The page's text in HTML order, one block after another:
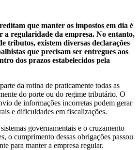
que manter os impostos em dia é
a regularidade da empresa. No entanto,
tributos, existem diversas declarações
que precisam ser entregues aos
dos prazos estabelecidos pela
da rotina de praticamente todas as
do porte ou do regime tributário. O
de informações incorretas podem gerar
e dificuldades em fiscalizações.
governamentais e o cruzamento
o cumprimento dessas obrigações passou
para manter a empresa regular.